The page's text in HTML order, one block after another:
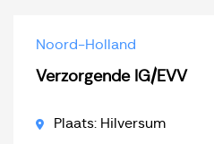
Noord-Holland
Verzorgende IG/EVV
Plaats: Hilversum